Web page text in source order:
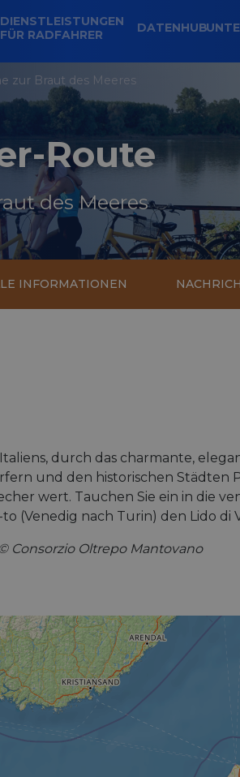
DIENSTLEISTUNGEN
FÜR RADFAHRER
DATENHUB
zur Braut des Meeres
Route
des Meeres
INFORMATIONEN
durch das charmante,
und den historischen Städten
wert. Tauchen Sie ein in die
(Venedig nach Turin) den Lido di
Consorzio Oltrepo Mantovano